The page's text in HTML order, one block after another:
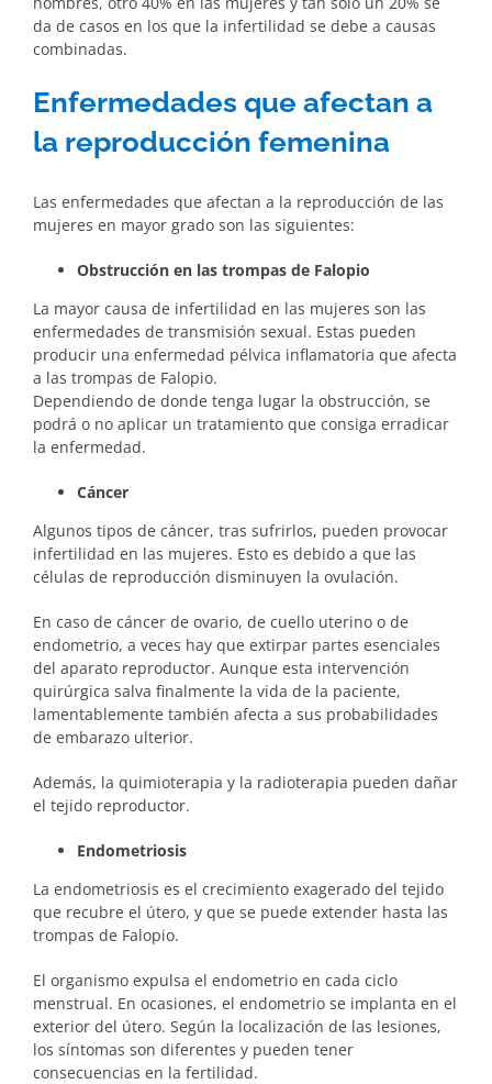
da de casos en los que la infertilidad se debe a causas
combinadas.
Enfermedades que afectan a
la reproducción femenina
Las enfermedades que afectan a la reproducción de las
mujeres en mayor grado son las siguientes:
Obstrucción en las trompas de Falopio
La mayor causa de infertilidad en las mujeres son las
enfermedades de transmisión sexual. Estas pueden
producir una enfermedad pélvica inflamatoria que afecta
a las trompas de Falopio.
Dependiendo de donde tenga lugar la obstrucción, se
podrá o no aplicar un tratamiento que consiga erradicar
la enfermedad.
Cáncer
Algunos tipos de cáncer, tras sufrirlos, pueden provocar
infertilidad en las mujeres. Esto es debido a que las
células de reproducción disminuyen la ovulación.
En caso de cáncer de ovario, de cuello uterino o de
endometrio, a veces hay que extirpar partes esenciales
del aparato reproductor. Aunque esta intervención
quirúrgica salva finalmente la vida de la paciente,
lamentablemente también afecta a sus probabilidades
de embarazo ulterior.
Además, la quimioterapia y la radioterapia pueden dañar
el tejido reproductor.
Endometriosis
La endometriosis es el crecimiento exagerado del tejido
que recubre el útero, y que se puede extender hasta las
trompas de Falopio.
El organismo expulsa el endometrio en cada ciclo
menstrual. En ocasiones, el endometrio se implanta en el
exterior del útero. Según la localización de las lesiones,
los síntomas son diferentes y pueden tener
consecuencias en la fertilidad.